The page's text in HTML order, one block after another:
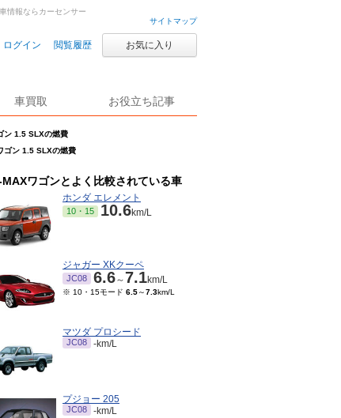
サイトマップ
ログイン 閲覧履歴 お気に入り
車買取 お役立ち記事
ン 1.5 SLXの燃費
ゴン 1.5 SLXの燃費
情報ならカーセンサー
ワゴンとよく比較されている車
ホンダ エレメント
10・15 10.6km/L
ジャガー XKクーペ
JC08 6.6～7.1km/L
※ 10・15モード 6.5～7.3km/L
マツダ プロシード
JC08 -km/L
プジョー 205
JC08 -km/L